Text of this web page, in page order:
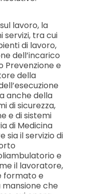
lavoro, la
servizi, tra cui
di lavoro,
dell’incarico
Prevenzione e
della
anche della
di sicurezza,
e di sistemi
di Medicina
sia il servizio di
e
il lavoratore,
formato e
che